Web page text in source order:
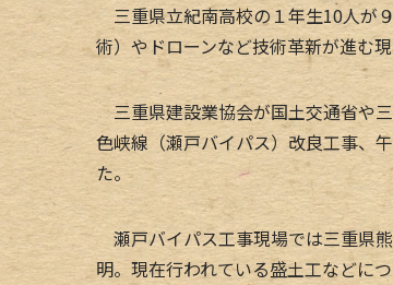
三重県立紀南高校の１年生10人が
術）やドローンなど技術革新が進む
三重県建設業協会が国土交通省や
色峡線（瀬戸バイパス）改良工事、
た。
瀬戸バイパス工事現場では三重県熊
明。現在行われている盛土工などに